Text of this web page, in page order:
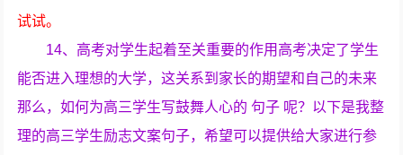
试试。
14、高考对学生起着至关重要的作用高考决定了学生
能否进入理想的大学，这关系到家长的期望和自己的未来
那么，如何为高三学生写鼓舞人心的 句子 呢？以下是我整
理的高三学生励志文案句子，希望可以提供给大家进行参